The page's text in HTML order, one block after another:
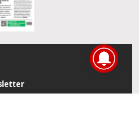
de actualidad directamente en